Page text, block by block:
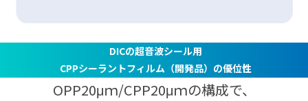
DICの超音波シール用
CPPシーラントフィルム（開発品）の優位性
OPP20μｍ/CPP20μｍの構成で、